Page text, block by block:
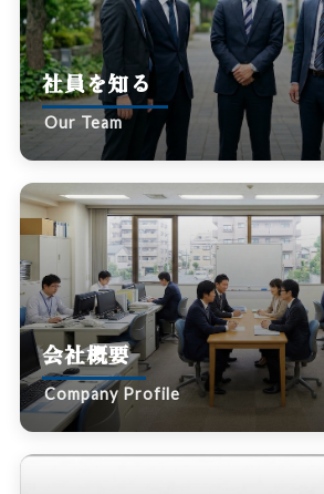
社員を知る
Our Team
会社概要
Company Profile